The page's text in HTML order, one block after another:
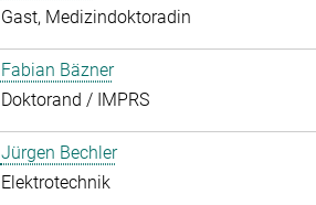
Gast, Medizindoktoradin
Fabian Bäzner
Doktorand / IMPRS
Jürgen Bechler
Elektrotechnik